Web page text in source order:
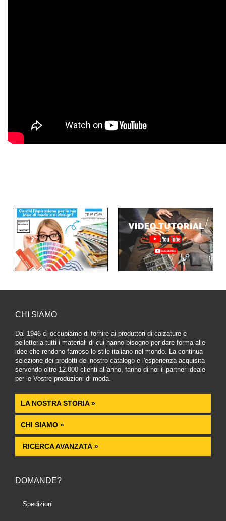
CHI SIAMO
Dal 1946 ci occupiamo di fornire ai produttori di calzature e
pelletteria tutti i materiali di cui hanno bisogno per dare forma alle
idee che rendono famoso lo stile italiano nel mondo. La continua
selezione dei prodotti del nostro catalogo e l'esperienza acquisita
servendo oltre 12.000 clienti all'anno, fanno di noi il partner ideale
per le Vostre produzioni di moda.
LA NOSTRA STORIA »
CHI SIAMO »
RICERCA AVANZATA »
DOMANDE?
Spedizioni